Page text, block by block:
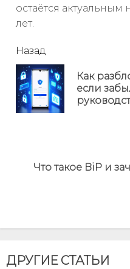
остаётся
лет.
читать
еще
Назад
Как
если
NextЧто такое BiP и
ДРУГИЕ СТАТЬИ